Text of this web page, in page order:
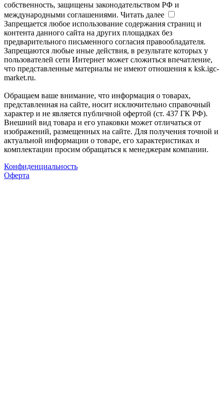
собственность, защищены законодательством РФ и
международными соглашениями. Читать далее
Запрещается любое использование содержания страниц и
контента данного сайта на других площадках без
предварительного письменного согласия правообладателя.
Запрещаются любые иные действия, в результате которых у
пользователей сети Интернет может сложиться впечатление,
что представленные материалы не имеют отношения к ksk.igc-
market.ru.
Обращаем ваше внимание, что информация о товарах,
представленная на сайте, носит исключительно справочный
характер и не является публичной офертой (ст. 437 ГК РФ).
Внешний вид товара и его упаковки может отличаться от
изображений, размещенных на сайте. Для получения точной и
актуальной информации о товаре, его характеристиках и
комплектации просим обращаться к менеджерам компании.
Конфиденциальность
Оферта